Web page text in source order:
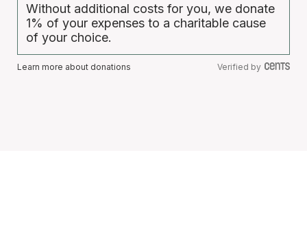
Without additional costs for you, we donate
1% of your expenses to a charitable cause
of your choice.
Learn more about donations Verified by